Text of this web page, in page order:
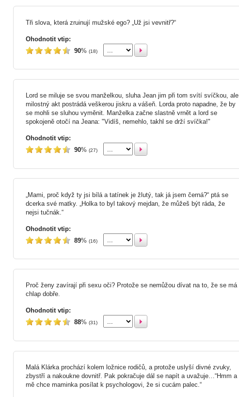
Tři slova, která zruinují mužské ego? „Už jsi vevnitř?“
Ohodnotit vtip:
90% (18)
Lord se miluje se svou manželkou, sluha Jean jim při tom svítí svíčkou, ale
milostný akt postrádá veškerou jiskru a vášeň. Lorda proto napadne, že by
se mohli se sluhou vyměnit. Manželka začne slastně vrnět a lord se
spokojeně otočí na Jeana: "Vidíš, nemehlo, takhl se drží svíčka!"
Ohodnotit vtip:
90% (27)
„Mami, proč když ty jsi bílá a tatínek je žlutý, tak já jsem černá?“ ptá se
dcerka své matky. „Holka to byl takový mejdan, že můžeš být ráda, že
nejsi tučnák.“
Ohodnotit vtip:
89% (16)
Proč ženy zavírají při sexu oči? Protože se nemůžou dívat na to, že se má
chlap dobře.
Ohodnotit vtip:
88% (31)
Malá Klárka prochází kolem ložnice rodičů, a protože uslyší divné zvuky,
zbystří a nakoukne dovnitř. Pak pokračuje dál se napít a uvažuje…“Hmm a
mě chce maminka posílat k psychologovi, že si cucám palec.“